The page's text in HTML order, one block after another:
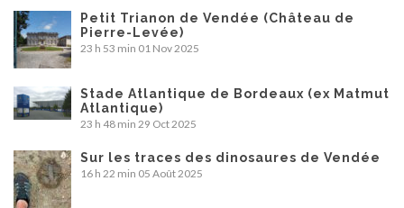
Petit Trianon de Vendée (Château de
Pierre-Levée)
23 h 53 min 01 Nov 2025
Stade Atlantique de Bordeaux (ex Matmut
Atlantique)
23 h 48 min 29 Oct 2025
Sur les traces des dinosaures de Vendée
16 h 22 min 05 Août 2025